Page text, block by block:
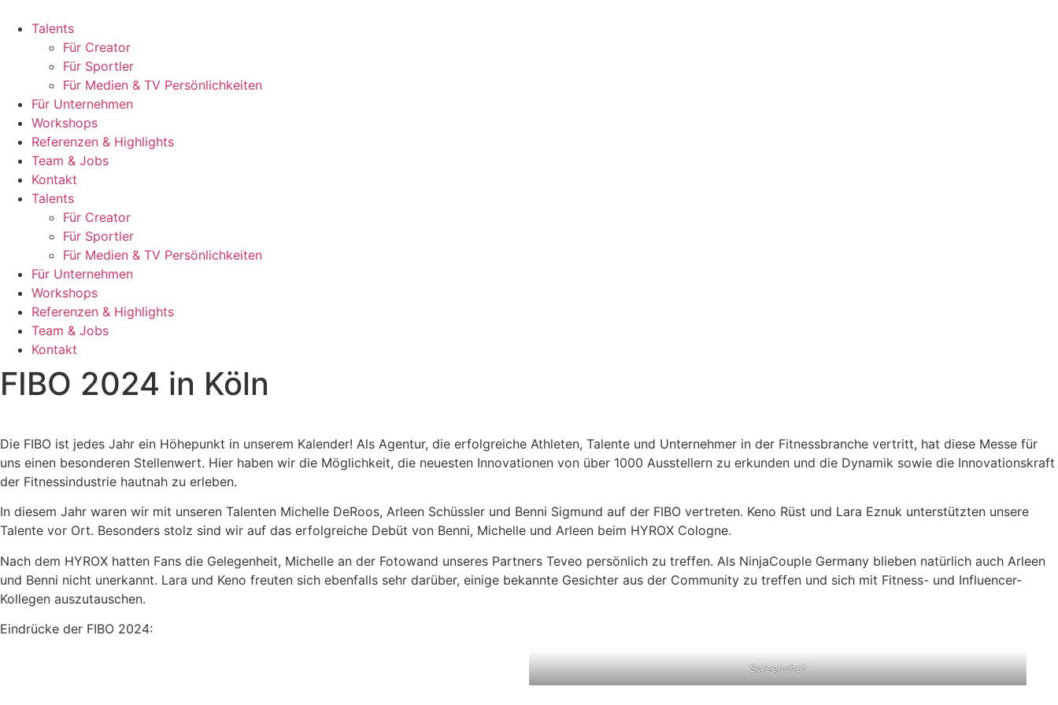
Inhalt
springen
Talents
Für Creator
Für Sportler
Für Medien & TV Persönlichkeiten
Für Unternehmen
Workshops
Referenzen & Highlights
Team & Jobs
Kontakt
Talents
Für Creator
Für Sportler
Für Medien & TV Persönlichkeiten
Für Unternehmen
Workshops
Referenzen & Highlights
Team & Jobs
Kontakt
FIBO 2024 in Köln
Die FIBO ist jedes Jahr ein Höhepunkt in unserem Kalender! Als Agentur, die erfolgreiche Athleten, Talente und Unternehmer in der Fitnessbranche vertritt, hat diese Messe für
uns einen besonderen Stellenwert. Hier haben wir die Möglichkeit, die neuesten Innovationen von über 1000 Ausstellern zu erkunden und die Dynamik sowie die Innovationskraft
der Fitnessindustrie hautnah zu erleben.
In diesem Jahr waren wir mit unseren Talenten Michelle DeRoos, Arleen Schüssler und Benni Sigmund auf der FIBO vertreten. Keno Rüst und Lara Eznuk unterstützten unsere
Talente vor Ort. Besonders stolz sind wir auf das erfolgreiche Debüt von Benni, Michelle und Arleen beim HYROX Cologne.
Nach dem HYROX hatten Fans die Gelegenheit, Michelle an der Fotowand unseres Partners Teveo persönlich zu treffen. Als NinjaCouple Germany blieben natürlich auch Arleen
und Benni nicht unerkannt. Lara und Keno freuten sich ebenfalls sehr darüber, einige bekannte Gesichter aus der Community zu treffen und sich mit Fitness- und Influencer-
Kollegen auszutauschen.
Eindrücke der FIBO 2024:
Screenshot